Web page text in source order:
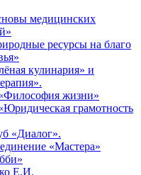
медицинских
ресурсы на благо
кулинария» и
жизни»
грамотность
«Диалог».
«Мастера»
Е.И.